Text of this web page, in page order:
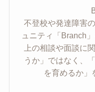
不登校や発達障害
ュニティ「Branch
上の相談や面談に
うか」ではなく、
を育めるか」